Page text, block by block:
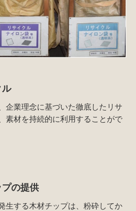
ル
企業理念に基づいた徹底したリサ
素材を持続的に利用することがで
の提供
生する木材チップは、粉砕してか